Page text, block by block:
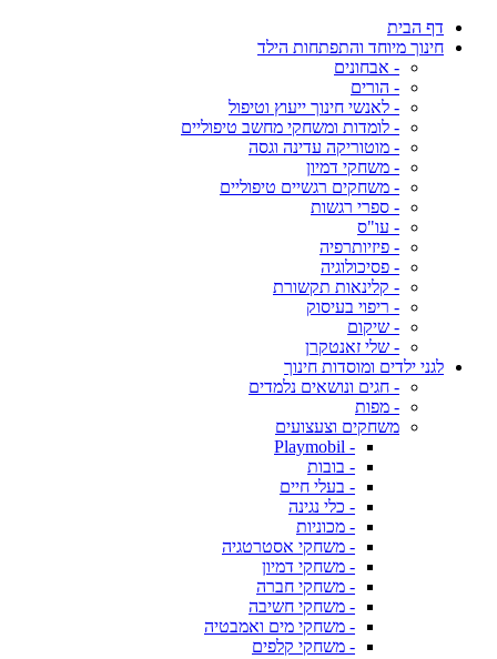
דף הבית
חינוך מיוחד והתפתחות הילד
- אבחונים
- הורים
- לאנשי חינוך ייעוץ וטיפול
- לומדות ומשחקי מחשב טיפוליים
- מוטוריקה עדינה וגסה
- משחקי דמיון
- משחקים רגשיים טיפוליים
- ספרי רגשות
- עו"ס
- פיזיותרפיה
- פסיכולוגיה
- קלינאות תקשורת
- ריפוי בעיסוק
- שיקום
- שלי זאנטקרן
לגני ילדים ומוסדות חינוך
- חגים ונושאים נלמדים
- מפות
משחקים וצעצועים
- Playmobil
- בובות
- בעלי חיים
- כלי נגינה
- מכוניות
- משחקי אסטרטגיה
- משחקי דמיון
- משחקי חברה
- משחקי חשיבה
- משחקי מים ואמבטיה
- משחקי קלפים